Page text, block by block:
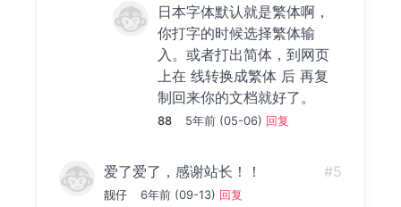
日本字体默认就是繁体啊，
你打字的时候选择繁体输
入。或者打出简体，到网页
上在 线转换成繁体 后 再复
制回来你的文档就好了。
88 5年前 (05-06) 回复
爱了爱了，感谢站长！！
靓仔 6年前 (09-13) 回复
#5